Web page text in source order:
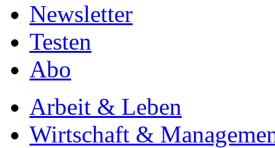
Newsletter
Testen
Abo
Arbeit & Leben
Wirtschaft &